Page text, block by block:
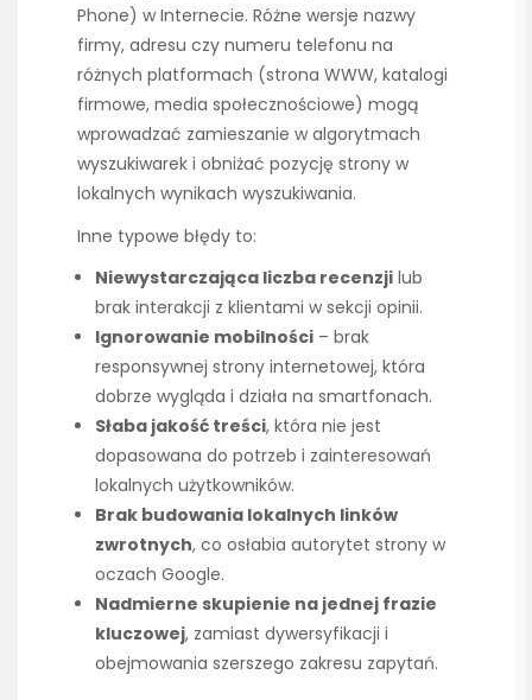
Phone) w Internecie. Różne wersje nazwy
firmy, adresu czy numeru telefonu na
różnych platformach (strona WWW, katalogi
firmowe, media społecznościowe) mogą
wprowadzać zamieszanie w algorytmach
wyszukiwarek i obniżać pozycję strony w
lokalnych wynikach wyszukiwania.
Inne typowe błędy to:
Niewystarczająca liczba recenzji lub
brak interakcji z klientami w sekcji opinii.
Ignorowanie mobilności – brak
responsywnej strony internetowej, która
dobrze wygląda i działa na smartfonach.
Słaba jakość treści, która nie jest
dopasowana do potrzeb i zainteresowań
lokalnych użytkowników.
Brak budowania lokalnych linków
zwrotnych, co osłabia autorytet strony w
oczach Google.
Nadmierne skupienie na jednej frazie
kluczowej, zamiast dywersyfikacji i
obejmowania szerszego zakresu zapytań.